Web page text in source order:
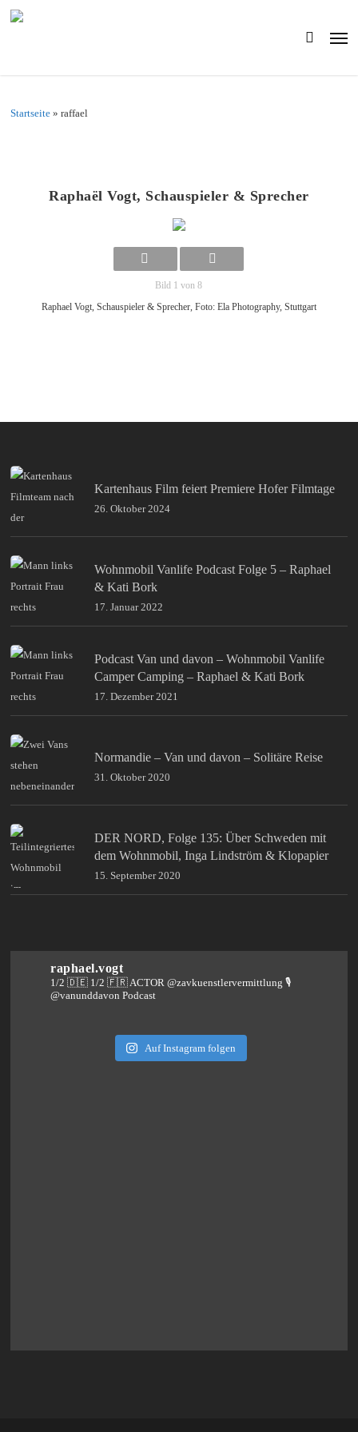
search
Startseite »raffael
Raphaël Vogt, Schauspieler & Sprecher
Bild 1 von 8
Raphael Vogt, Schauspieler & Sprecher, Foto: Ela Photography, Stuttgart
Kartenhaus Film feiert Premiere Hofer Filmtage
26. Oktober 2024
Wohnmobil Vanlife Podcast Folge 5 – Raphael
& Kati Bork
17. Januar 2022
Podcast Van und davon – Wohnmobil Vanlife
Camper Camping – Raphael & Kati Bork
17. Dezember 2021
Normandie – Van und davon – Solitäre Reise
31. Oktober 2020
DER NORD, Folge 135: Über Schweden mit
dem Wohnmobil, Inga Lindström & Klopapier
15. September 2020
raphael.vogt
1/2 🇩🇪 1/2 🇫🇷 ACTOR @zavkuenstlervermittlung🎙️
@vanunddavon Podcast
Auf Instagram folgen